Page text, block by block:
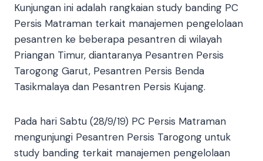
Kunjungan ini adalah rangkaian study banding PC
Persis Matraman terkait manajemen pengelolaan
pesantren ke beberapa pesantren di wilayah
Priangan Timur, diantaranya Pesantren Persis
Tarogong Garut, Pesantren Persis Benda
Tasikmalaya dan Pesantren Persis Kujang.
Pada hari Sabtu (28/9/19) PC Persis Matraman
mengunjungi Pesantren Persis Tarogong untuk
study banding terkait manajemen pengelolaan